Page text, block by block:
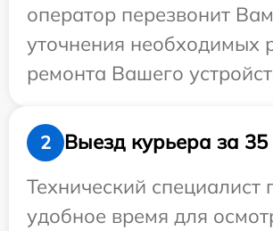
оператор перезвонит
уточнения необходимых
ремонта Вашего
2
Выезд курьера за 35
Технический специалист
удобное время для